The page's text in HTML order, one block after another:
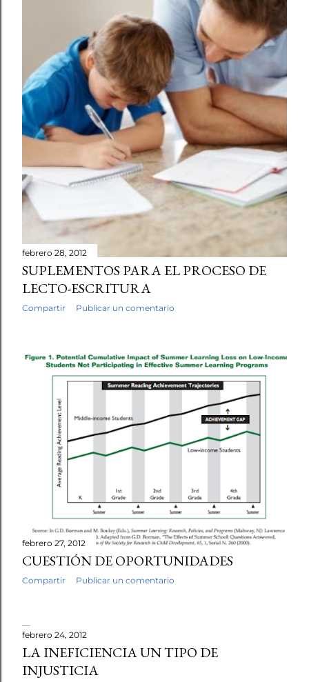
febrero 28, 2012
SUPLEMENTOS PARA EL PROCESO DE
LECTO-ESCRITURA
Compartir Publicar un comentario
febrero 27, 2012
CUESTIÓN DE OPORTUNIDADES
Compartir Publicar un comentario
febrero 24, 2012
LA INEFICIENCIA UN TIPO DE
INJUSTICIA